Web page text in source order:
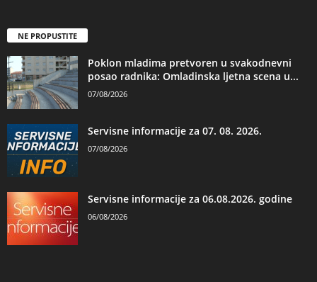
NE PROPUSTITE
Poklon mladima pretvoren u svakodnevni
posao radnika: Omladinska ljetna scena u...
07/08/2026
Servisne informacije za 07. 08. 2026.
07/08/2026
Servisne informacije za 06.08.2026. godine
06/08/2026